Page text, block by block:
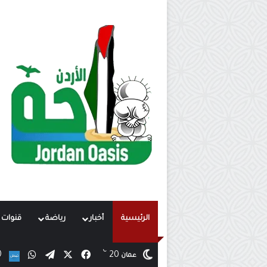
الرئيسية أخبار رياضة قنوات
عمان 20
℃ فيسبوك تيلقرام